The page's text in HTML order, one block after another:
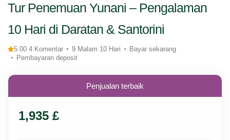
Tur Penemuan Yunani – Pengalaman
10 Hari di Daratan & Santorini
5.00 4 Komentar 9 Malam 10 Hari
Bayar sekarang
Pembayaran deposit
Penjualan terbaik
1,935 £